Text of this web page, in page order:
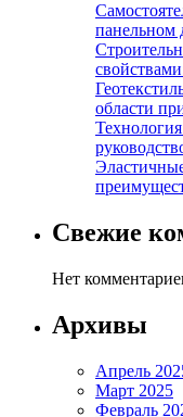
панельном
области
Свежие
Нет
Архивы
Апрель
Март 2025
Февраль